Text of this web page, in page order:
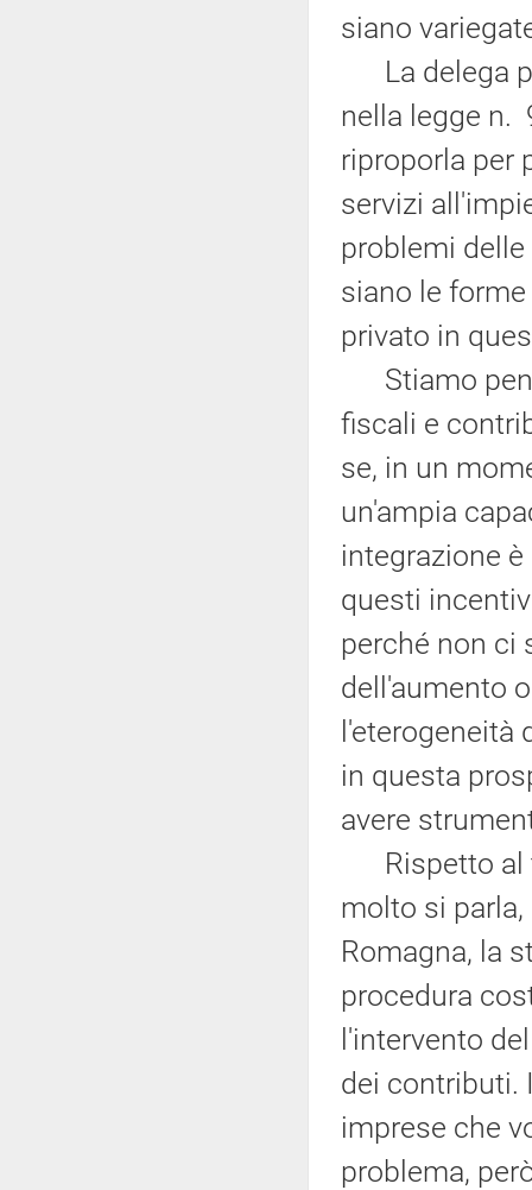
siano
La delega
nella legge n.
riproporla per
servizi
problemi
siano le
privato in
Stiamo
fiscali e
se, in un
un'ampia
integrazione
questi
perché non ci
dell'aumento
l'eterogeneità
in questa
avere
Rispetto al
molto si
Romagna, la
procedura
l'intervento
dei contributi.
imprese che
problema,